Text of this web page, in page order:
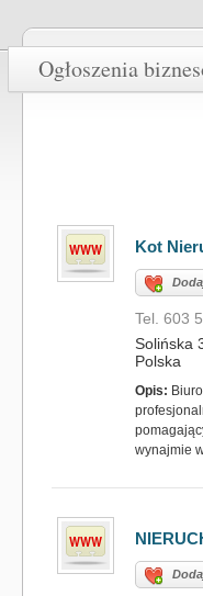
Ogłoszenia
Kot
Tel. 603
Solińska
Polska
Opis:
wynajmie